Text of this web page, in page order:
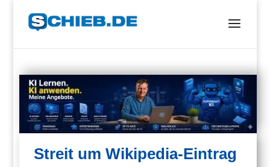
Streit um Wikipedia-Eintrag